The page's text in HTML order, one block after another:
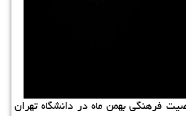
فرهنگی بهمن ماه در دانشگاه تهران